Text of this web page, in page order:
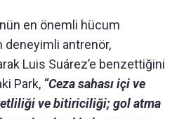
en önemli hücum
deneyimli antrenör,
Luis Suárez’e benzettiğini
Park, “Ceza sahası içi ve
ve bitiriciliği; gol atma